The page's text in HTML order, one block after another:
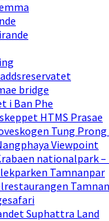
bridge
i Ban Phe
HTMS Prasae
Tung
Viewpoint
nationalpark
Tamnanpar
Suphattra Land